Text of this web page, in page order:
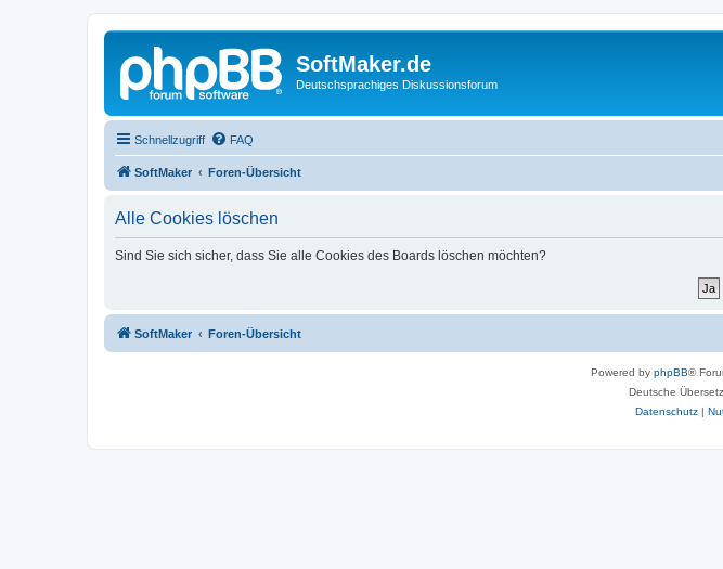
SoftMaker.de
Deutschsprachiges Diskussionsforum
Schnellzugriff FAQ
SoftMaker Foren-Übersicht
Alle Cookies löschen
Sind Sie sich sicher, dass Sie alle Cookies des Boards löschen möchten?
SoftMaker Foren-Übersicht
Powered by phpBB®
Deutsche
Datenschutz|